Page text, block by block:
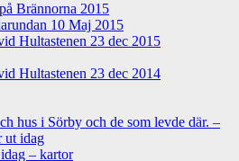
Brännorna 2015
10 Maj 2015
Hultastenen 23 dec 2015
Hultastenen 23 dec 2014
hus i Sörby och de som levde där. –
ut idag
– kartor